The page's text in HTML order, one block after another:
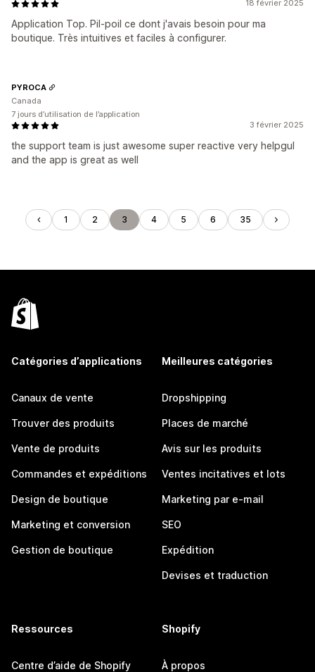
18 février 2025
Application Top. Pil-poil ce dont j'avais besoin pour ma
boutique. Très intuitives et faciles à configurer.
3 février 2025
the support team is just awesome super reactive very helpgul
and the app is great as well
PYROCA
Canada
7 jours d’utilisation de l’application
1 2 3 4 5 6 35
Catégories d’applications
Canaux de vente
Trouver des produits
Vente de produits
Commandes et expéditions
Design de boutique
Marketing et conversion
Gestion de boutique
Meilleures catégories
Dropshipping
Places de marché
Avis sur les produits
Ventes incitatives et lots
Marketing par e-mail
SEO
Expédition
Devises et traduction
Ressources
Centre d’aide de Shopify
Shopify
À propos